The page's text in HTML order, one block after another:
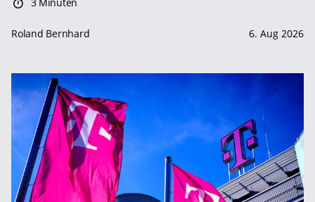
Roland Bernhard 6. Aug 2026